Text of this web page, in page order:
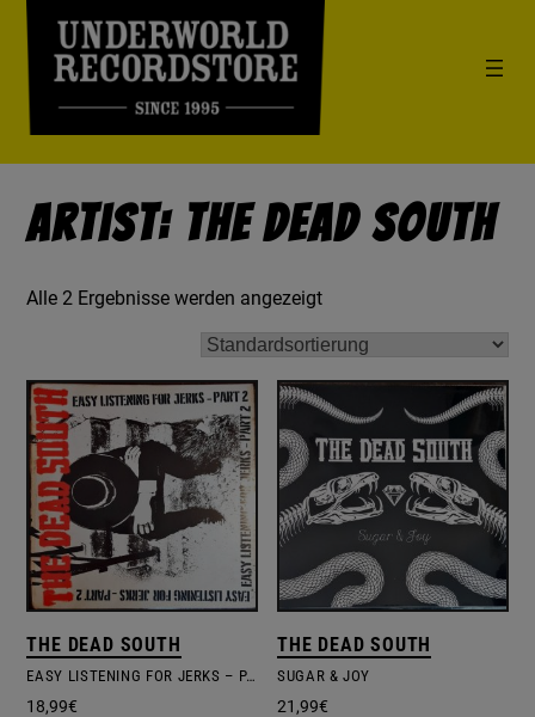
Artist: The Dead South
Alle 2 Ergebnisse werden angezeigt
THE DEAD SOUTH
EASY LISTENING FOR JERKS – PART 2
18,99€
THE DEAD SOUTH
SUGAR & JOY
21,99€